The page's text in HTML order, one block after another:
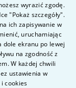
POLISH
ENGLISH
wyrazić zgodę.
"Pokaż szczegóły".
ich zapisywanie w
uruchamiając
dole ekranu po lewej
na zgodność z
W każdej chwili
ustawienia w
cookies